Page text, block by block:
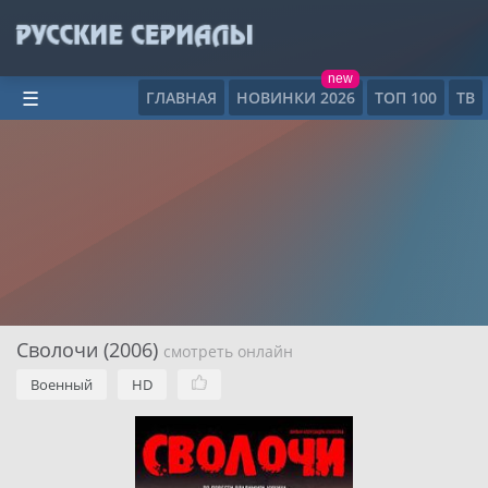
ГЛАВНАЯ НОВИНКИ 2026
new
ТОП 100 ТВ
☰
Сволочи (2006) смотреть онлайн
Военный HD